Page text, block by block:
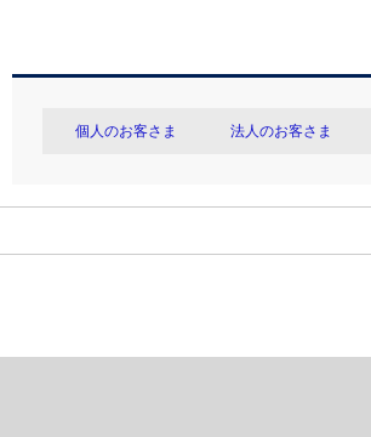
個人のお客さま 法人のお客さま